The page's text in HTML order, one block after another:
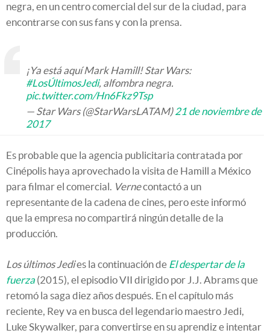
negra, en un centro comercial del sur de la ciudad, para
encontrarse con sus fans y con la prensa.
¡Ya está aquí Mark Hamill! Star Wars:
#LosÚltimosJedi, alfombra negra.
pic.twitter.com/Hn6Fkz9Tsp
— Star Wars (@StarWarsLATAM)21 de noviembre de
2017
Es probable que la agencia publicitaria contratada por
Cinépolis haya aprovechado la visita de Hamill a México
para filmar el comercial. Vernecontactó a un
representante de la cadena de cines, pero este informó
que la empresa no compartirá ningún detalle de la
producción.
Los últimos Jedies la continuación de El despertar de la
fuerza (2015), el episodio VII dirigido por J.J. Abrams que
retomó la saga diez años después. En el capítulo más
reciente, Rey va en busca del legendario maestro Jedi,
Luke Skywalker, para convertirse en su aprendiz e intentar